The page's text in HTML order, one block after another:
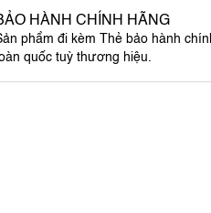
HÀNH CHÍNH HÃNG
phẩm đi kèm Thẻ bảo hành
quốc tuỳ thương hiệu.